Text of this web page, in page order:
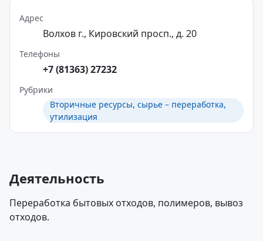
Адрес
Волхов г., Кировский просп., д. 20
Телефоны
+7 (81363) 27232
Рубрики
Вторичные ресурсы, сырье – переработка,
утилизация
Деятельность
Переработка бытовых отходов, полимеров, вывоз
отходов.